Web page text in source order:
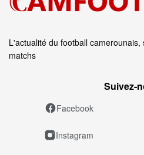
L'actualité du football
matchs
Facebook
Instagram